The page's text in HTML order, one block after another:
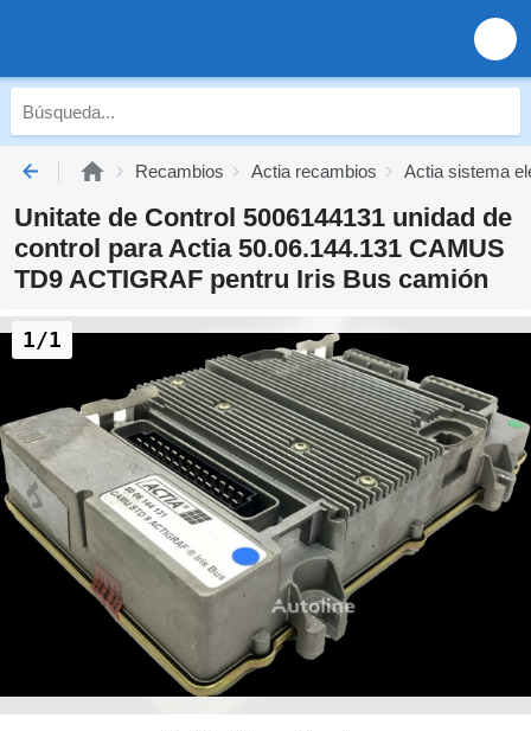
Recambios Actia recambios Actia sistema
Unitate de Control 5006144131 unidad de
control para Actia 50.06.144.131 CAMUS
TD9 ACTIGRAF pentru Iris Bus camión
1/1